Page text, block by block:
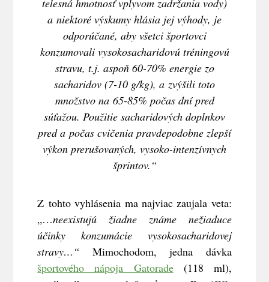
a niektoré výskumy hlásia jej výhody, je
odporúčané, aby všetci športovci
konzumovali vysokosacharidovú tréningovú
stravu, t.j. aspoň 60-70% energie zo
sacharidov (7-10 g/kg), a zvýšili toto
množstvo na 65-85% počas dní pred
súťažou. Použitie sacharidových doplnkov
pred a počas cvičenia pravdepodobne zlepší
výkon prerušovaných, vysoko-intenzívnych
šprintov.“
Z tohto vyhlásenia ma najviac zaujala veta:
„…neexistujú žiadne známe nežiaduce
účinky konzumácie vysokosacharidovej
stravy…“ Mimochodom, jedna dávka
športového nápoja Gatorade(118 ml),